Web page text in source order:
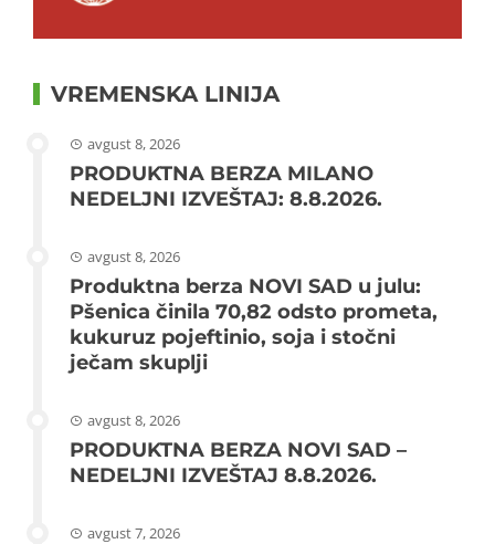
VREMENSKA LINIJA
avgust 8, 2026
PRODUKTNA BERZA MILANO
NEDELJNI IZVEŠTAJ: 8.8.2026.
avgust 8, 2026
Produktna berza NOVI SAD u julu:
Pšenica činila 70,82 odsto prometa,
kukuruz pojeftinio, soja i stočni
ječam skuplji
avgust 8, 2026
PRODUKTNA BERZA NOVI SAD –
NEDELJNI IZVEŠTAJ 8.8.2026.
avgust 7, 2026